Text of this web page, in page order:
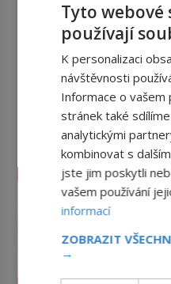
Tyto webové
používají
K personalizaci
návštěvnosti
Informace o vašem
stránek také
analytickými
kombinovat s
jste jim poskytli
vašem používání
informací
ZOBRAZIT
→